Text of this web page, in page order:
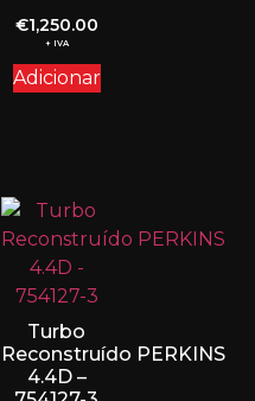
€1,250.00
+ IVA
Adicionar
Turbo
Reconstruído PERKINS
4.4D –